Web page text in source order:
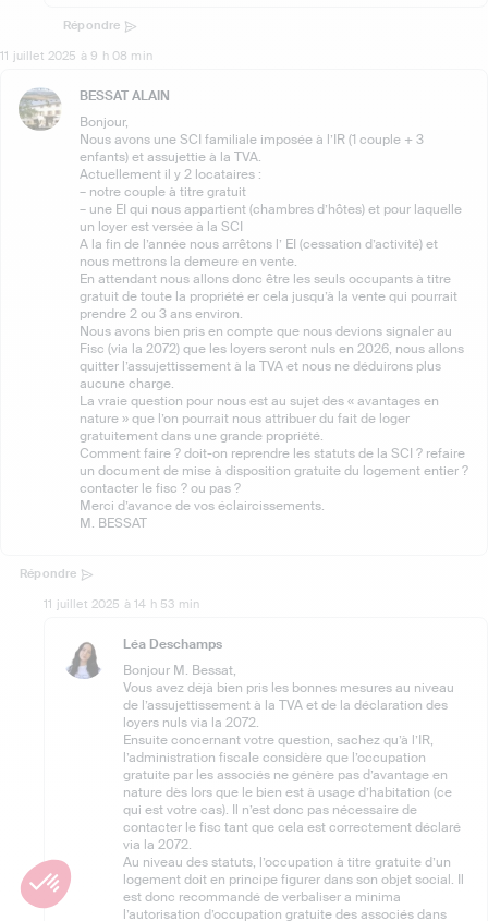
Répondre
11 juillet 2025 à 9 h 08 min
BESSAT ALAIN
Bonjour,
Nous avons une SCI familiale imposée à l’IR (1 couple + 3
enfants) et assujettie à la TVA.
Actuellement il y 2 locataires :
– notre couple à titre gratuit
– une EI qui nous appartient (chambres d’hôtes) et pour laquelle
un loyer est versée à la SCI
A la fin de l’année nous arrêtons l’ EI (cessation d’activité) et
nous mettrons la demeure en vente.
En attendant nous allons donc être les seuls occupants à titre
gratuit de toute la propriété er cela jusqu’à la vente qui pourrait
prendre 2 ou 3 ans environ.
Nous avons bien pris en compte que nous devions signaler au
Fisc (via la 2072) que les loyers seront nuls en 2026, nous allons
quitter l’assujettissement à la TVA et nous ne déduirons plus
aucune charge.
La vraie question pour nous est au sujet des « avantages en
nature » que l’on pourrait nous attribuer du fait de loger
gratuitement dans une grande propriété.
Comment faire ? doit-on reprendre les statuts de la SCI ? refaire
un document de mise à disposition gratuite du logement entier ?
contacter le fisc ? ou pas ?
Merci d’avance de vos éclaircissements.
M. BESSAT
Répondre
11 juillet 2025 à 14 h 53 min
Léa Deschamps
Bonjour M. Bessat,
Vous avez déjà bien pris les bonnes mesures au niveau
de l’assujettissement à la TVA et de la déclaration des
loyers nuls via la 2072.
Ensuite concernant votre question, sachez qu’à l’IR,
l’administration fiscale considère que l’occupation
gratuite par les associés ne génère pas d’avantage en
nature dès lors que le bien est à usage d’habitation (ce
qui est votre cas). Il n’est donc pas nécessaire de
contacter le fisc tant que cela est correctement déclaré
via la 2072.
Au niveau des statuts, l’occupation à titre gratuite d’un
logement doit en principe figurer dans son objet social. Il
est donc recommandé de verbaliser a minima
l’autorisation d’occupation gratuite des associés dans